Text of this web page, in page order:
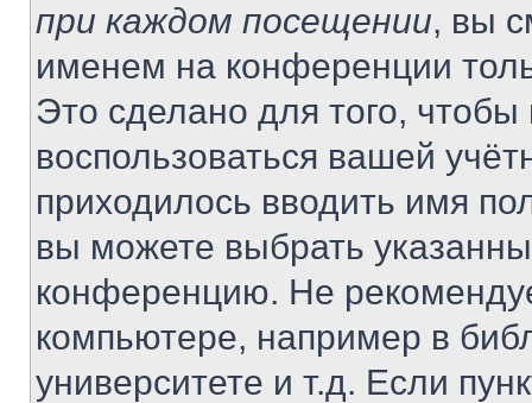
при каждом посещении, вы
именем на конференции
Это сделано для того, чтобы
воспользоваться вашей
приходилось вводить имя
вы можете выбрать
конференцию. Не
компьютере, например в
университете и т.д. Если